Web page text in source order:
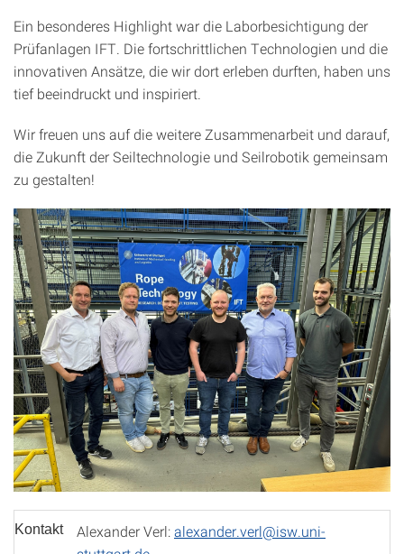
Ein besonderes Highlight war die Laborbesichtigung der
Prüfanlagen IFT. Die fortschrittlichen Technologien und die
innovativen Ansätze, die wir dort erleben durften, haben uns
tief beeindruckt und inspiriert.
Wir freuen uns auf die weitere Zusammenarbeit und darauf,
die Zukunft der Seiltechnologie und Seilrobotik gemeinsam
zu gestalten!
Kontakt Alexander Verl:alexander.verl@isw.uni-